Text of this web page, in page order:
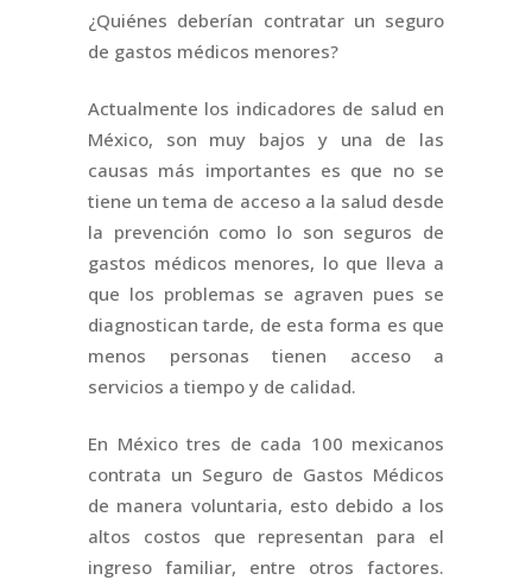
¿Quiénes deberían contratar un seguro
de gastos médicos menores?
Actualmente los indicadores de salud en
México, son muy bajos y una de las
causas más importantes es que no se
tiene un tema de acceso a la salud desde
la prevención como lo son seguros de
gastos médicos menores, lo que lleva a
que los problemas se agraven pues se
diagnostican tarde, de esta forma es que
menos personas tienen acceso a
servicios a tiempo y de calidad.
En México tres de cada 100 mexicanos
contrata un Seguro de Gastos Médicos
de manera voluntaria, esto debido a los
altos costos que representan para el
ingreso familiar, entre otros factores.